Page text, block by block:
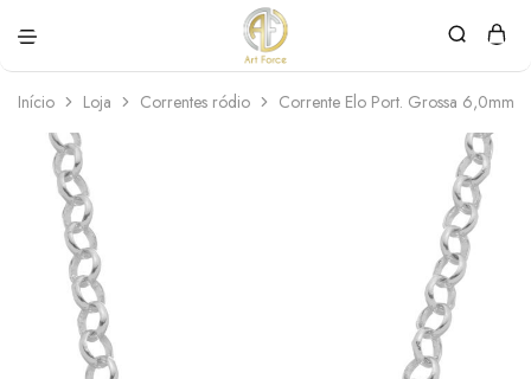
Force
personalizadas
Início Loja Correntes ródio Corrente Elo Port. Grossa 6,0mm.